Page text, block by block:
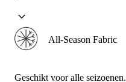
All-Season Fabric
Geschikt voor alle seizoenen.